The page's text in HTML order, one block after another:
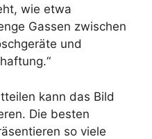
wie etwa
Gassen zwischen
und
kann das Bild
Die besten
so viele